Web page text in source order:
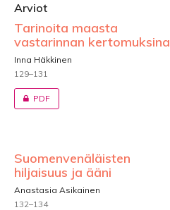
Arviot
Tarinoita maasta
vastarinnan kertomuksina
Inna Häkkinen
129–131
PDF
Suomenvenäläisten
hiljaisuus ja ääni
Anastasia Asikainen
132–134